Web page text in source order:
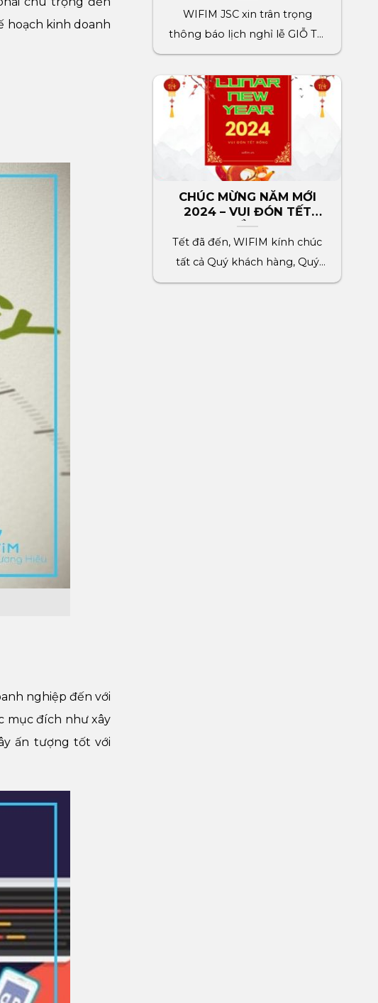
hoạch kinh doanh
nghiệp đến với
mục đích như xây
ấn tượng tốt với
WIFIM JSC xin trân trọng
thông báo lịch nghỉ lễ GIỖ TỔ
HÙNG VƯƠNG đến[...]
CHÚC MỪNG NĂM MỚI
2024 – VUI ĐÓN TẾT
RỒNG
Tết đã đến, WIFIM kính chúc
tất cả Quý khách hàng, Quý
đối tác, toàn[...]